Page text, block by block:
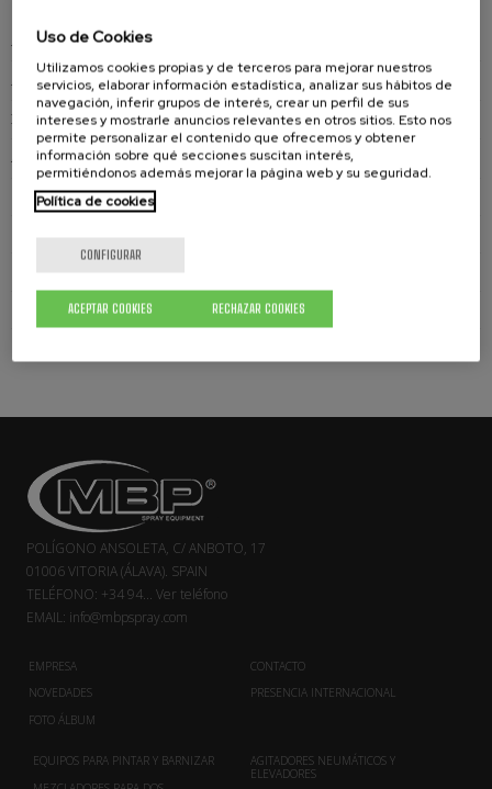
AIRLESS NEUMÁTICA
AIRLESS ELÉCTRICOS / GASOLINA
BARNIZAR Y LACAR MIXTOS
AEROGRÁFICOS / BAJA PRESIÓN
AEROGRÁFICO DP 100 BS
AEROGRÁFICO DP 100 COMBI
AEROGRÁFICO BUD 5
ACCESORIOS
POLÍGONO ANSOLETA, C/ ANBOTO, 17
01006 VITORIA (ÁLAVA). SPAIN
TELÉFONO: +34 94... Ver teléfono
EMAIL: info@mbpspray.com
EMPRESA
NOVEDADES
FOTO ÁLBUM
CONTACTO
PRESENCIA INTERNACIONAL
EQUIPOS PARA PINTAR Y BARNIZAR
AGITADORES NEUMÁTICOS Y
ELEVADORES
Uso de Cookies
Utilizamos cookies propias y de terceros para mejorar nuestros
servicios, elaborar información estadística, analizar sus hábitos de
navegación, inferir grupos de interés, crear un perfil de sus
intereses y mostrarle anuncios relevantes en otros sitios. Esto nos
permite personalizar el contenido que ofrecemos y obtener
información sobre qué secciones suscitan interés,
permitiéndonos además mejorar la página web y su seguridad.
Política de cookies
CONFIGURAR
RECHAZAR COOKIES
ACEPTAR COOKIES